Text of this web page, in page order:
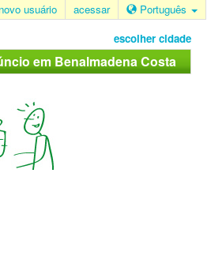
novo usuário acessar Português
escolher cidade
em Benalmadena Costa